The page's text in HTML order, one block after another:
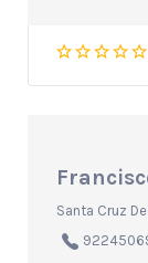
Santa Cruz